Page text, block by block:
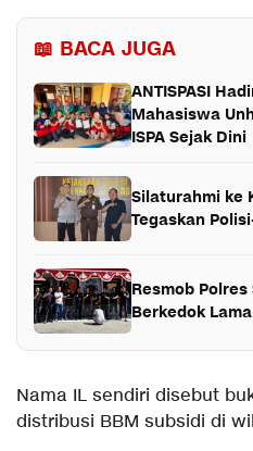
📖 BACA JUGA
ANTISPASI
Mahasiswa
ISPA Sejak Dini
Silaturahmi ke
Tegaskan
Resmob
Berkedok
Nama IL sendiri disebut
distribusi BBM subsidi di